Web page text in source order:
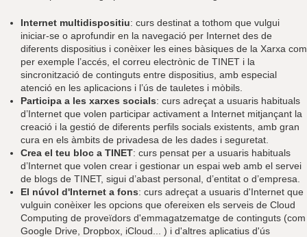
Internet multidispositiu: curs destinat a tothom que vulgui
iniciar-se o aprofundir en la navegació per Internet des de
diferents dispositius i conèixer les eines bàsiques de la Xarxa com
per exemple l’accés, el correu electrònic de TINET i la
sincronització de continguts entre dispositius, amb especial
atenció en les aplicacions i l’ús de tauletes i mòbils.
Participa a les xarxes socials: curs adreçat a usuaris habituals
d’Internet que volen participar activament a Internet mitjançant la
creació i la gestió de diferents perfils socials existents, amb gran
cura en els àmbits de privadesa de les dades i seguretat.
Crea el teu bloc a TINET: curs pensat per a usuaris habituals
d’Internet que volen crear i gestionar un espai web amb el servei
de blogs de TINET, sigui d’abast personal, d’entitat o d’empresa.
El núvol d'Internet a fons: curs adreçat a usuaris d'Internet que
vulguin conèixer les opcions que ofereixen els serveis de Cloud
Computing de proveïdors d'emmagatzematge de continguts (com
Google Drive, Dropbox, iCloud... ) i d'altres aplicatius d'ús